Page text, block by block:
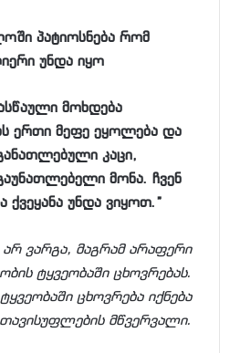
პატიოსნება რომ
უნდა იყო
მოხდება
ერთი მეფე ეყოლება და
კაცი,
მონა. ჩვენ
უნდა ვიყოთ.”
ვარგა, მაგრამ არაფერი
ტყვეობაში ცხოვრებას.
ცხოვრება იქნება
თავისუფლების მწვერვალი.